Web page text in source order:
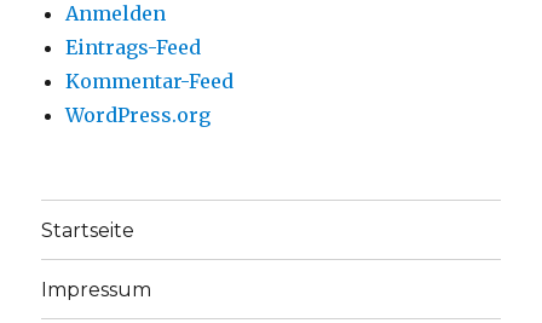
Anmelden
Eintrags-Feed
Kommentar-Feed
WordPress.org
Startseite
Impressum